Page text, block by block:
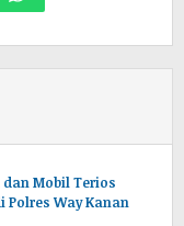
Mobil Terios
Polres Way Kanan